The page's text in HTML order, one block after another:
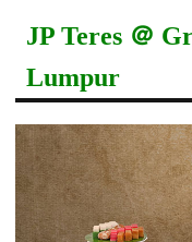
JP Teres ＠
Lumpur